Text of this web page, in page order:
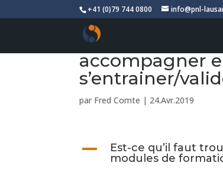
+41 (0)79 744 0800 info@pnl-
Est-ce qu’il
accompagner
s’entrainer/
par Fred Comte | 24.Avr.2019
A
Est-ce qu’il faut
modules de